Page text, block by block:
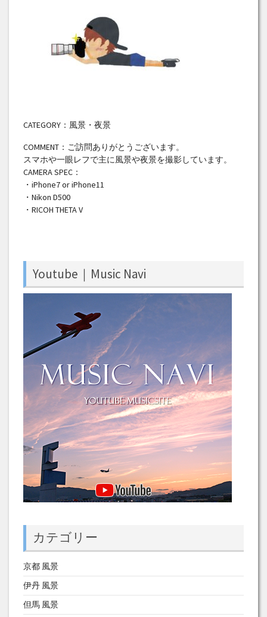
CATEGORY：風景・夜景
COMMENT：ご訪問ありがとうございます。
スマホや一眼レフで主に風景や夜景を撮影しています。
CAMERA SPEC：
・iPhone7 or iPhone11
・Nikon D500
・RICOH THETA V
Youtube｜Music Navi
カテゴリー
京都 風景
伊丹 風景
但馬 風景